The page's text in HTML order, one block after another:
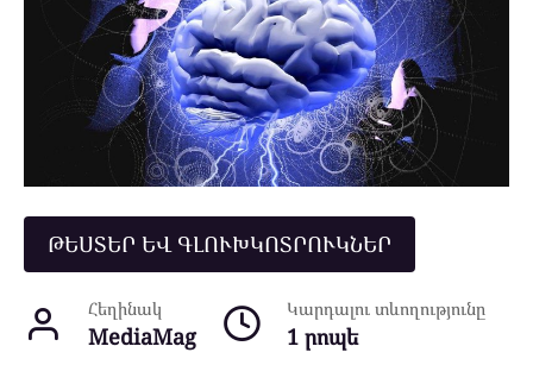
ԹԵՍՏԵՐ ԵՎ ԳԼՈՒԽԿՈՏՐՈՒԿՆԵՐ
Հեղինակ
MediaMag
Կարդալու տևողությունը
1 րոպե